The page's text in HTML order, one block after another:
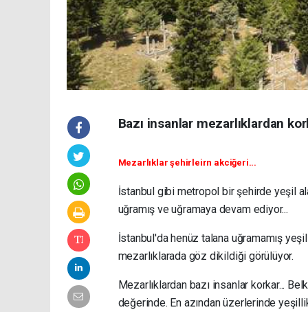
Bazı insanlar mezarlıklardan
Mezarlıklar şehirleirn akciğeri...
İstanbul gibi metropol bir şehirde yeşil
uğramış ve uğramaya devam ediyor...
İstanbul'da henüz talana uğramamış
mezarlıklarada göz dikildiği görülüyor.
Mezarlıklardan bazı insanlar korkar...
değerinde. En azından üzerlerinde